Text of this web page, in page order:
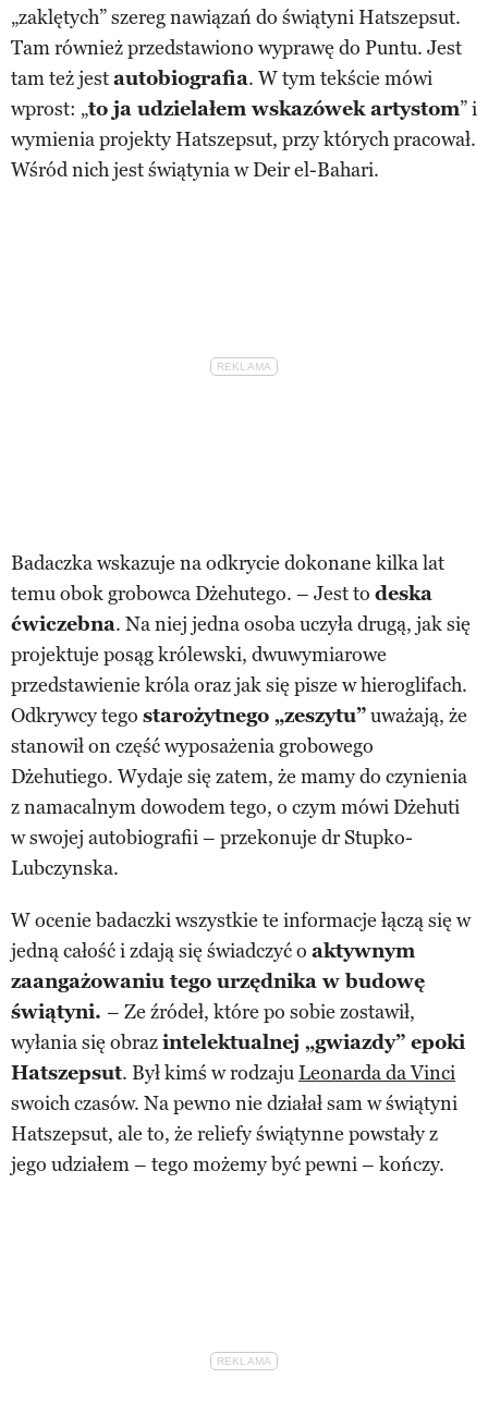
„zaklętych” szereg nawiązań do świątyni Hatszepsut.
Tam również przedstawiono wyprawę do Puntu. Jest
tam też jestautobiografia. W tym tekście mówi
wprost: „to ja udzielałem wskazówek artystom” i
wymienia projekty Hatszepsut, przy których pracował.
Wśród nich jest świątynia w Deir el-Bahari.
Badaczka wskazuje na odkrycie dokonane kilka lat
temu obok grobowca Dżehutego. – Jest to deska
ćwiczebna. Na niej jedna osoba uczyła drugą, jak się
projektuje posąg królewski, dwuwymiarowe
przedstawienie króla oraz jak się pisze w hieroglifach.
Odkrywcy tego starożytnego „zeszytu”uważają, że
stanowił on część wyposażenia grobowego
Dżehutiego. Wydaje się zatem, że mamy do czynienia
z namacalnym dowodem tego, o czym mówi Dżehuti
w swojej autobiografii – przekonuje dr Stupko-
Lubczynska.
W ocenie badaczki wszystkie te informacje łączą się w
jedną całość i zdają się świadczyć o aktywnym
zaangażowaniu tego urzędnika w budowę
świątyni. – Ze źródeł, które po sobie zostawił,
wyłania się obrazintelektualnej „gwiazdy” epoki
Hatszepsut. Był kimś w rodzaju Leonarda da Vinci
swoich czasów. Na pewno nie działał sam w świątyni
Hatszepsut, ale to, że reliefy świątynne powstały z
jego udziałem – tego możemy być pewni – kończy.